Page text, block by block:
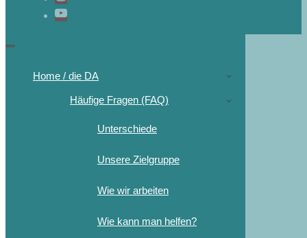
Home / die DA
Häufige Fragen (FAQ)
Unterschiede
Unsere Zielgruppe
Wie wir arbeiten
Wie kann man helfen?